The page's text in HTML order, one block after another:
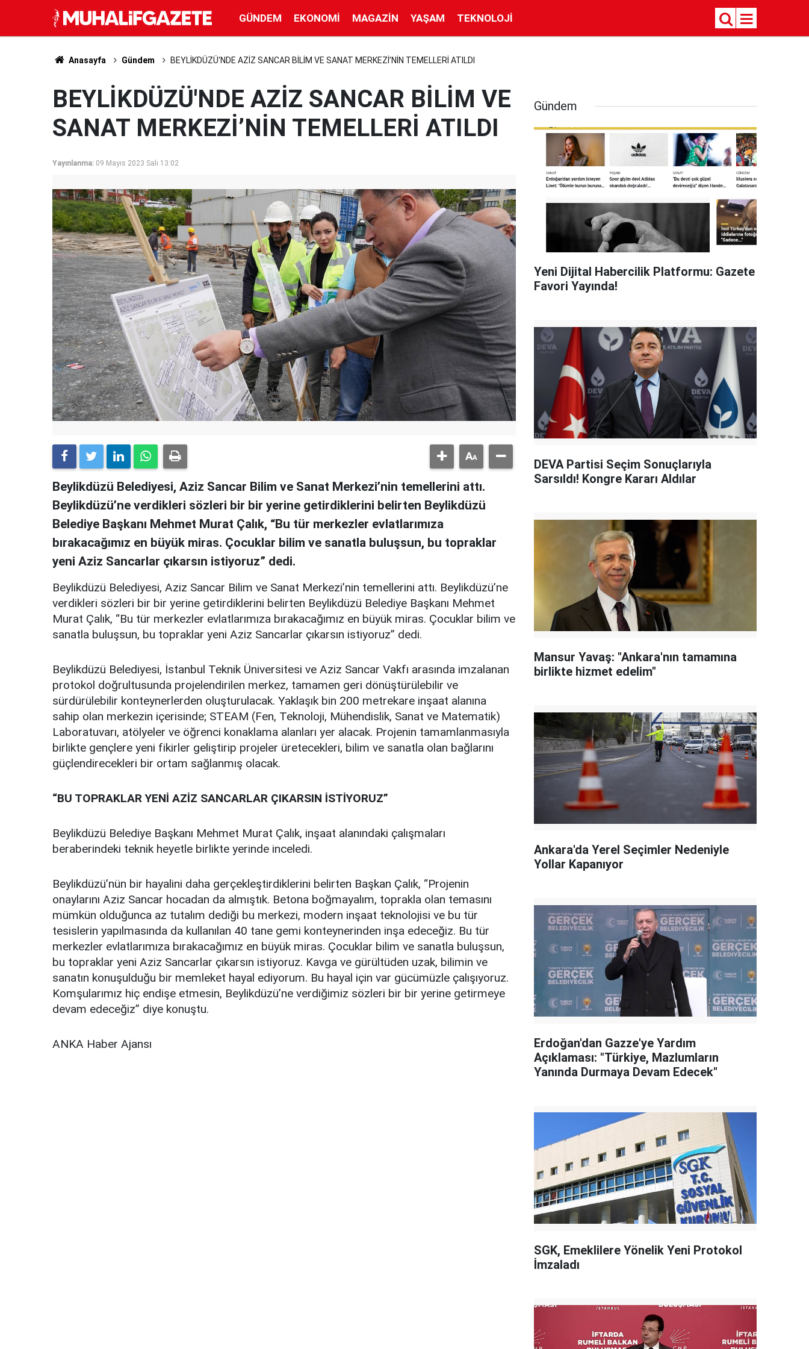
GÜNDEM EKONOMI MAGAZIN YAŞAM TEKNOLOJI
Anasayfa Gündem BEYLİKDÜZÜ'NDE AZİZ SANCAR BİLİM VE SANAT MERKEZİ’NİN TEMELLERİ ATILDI
BEYLİKDÜZÜ'NDE AZİZ SANCAR BİLİM VE
SANAT MERKEZİ’NİN TEMELLERİ ATILDI
Yayınlanma: 09 Mayıs 2023 Salı 13:02
Beylikdüzü Belediyesi, Aziz Sancar Bilim ve Sanat Merkezi’nin temellerini attı.
Beylikdüzü’ne verdikleri sözleri bir bir yerine getirdiklerini belirten Beylikdüzü
Belediye Başkanı Mehmet Murat Çalık, “Bu tür merkezler evlatlarımıza
bırakacağımız en büyük miras. Çocuklar bilim ve sanatla buluşsun, bu topraklar
yeni Aziz Sancarlar çıkarsın istiyoruz” dedi.
Beylikdüzü Belediyesi, Aziz Sancar Bilim ve Sanat Merkezi’nin temellerini attı. Beylikdüzü’ne
verdikleri sözleri bir bir yerine getirdiklerini belirten Beylikdüzü Belediye Başkanı Mehmet
Murat Çalık, “Bu tür merkezler evlatlarımıza bırakacağımız en büyük miras. Çocuklar bilim ve
sanatla buluşsun, bu topraklar yeni Aziz Sancarlar çıkarsın istiyoruz” dedi.
Beylikdüzü Belediyesi, İstanbul Teknik Üniversitesi ve Aziz Sancar Vakfı arasında imzalanan
protokol doğrultusunda projelendirilen merkez, tamamen geri dönüştürülebilir ve
sürdürülebilir konteynerlerden oluşturulacak. Yaklaşık bin 200 metrekare inşaat alanına
sahip olan merkezin içerisinde; STEAM (Fen, Teknoloji, Mühendislik, Sanat ve Matematik)
Laboratuvarı, atölyeler ve öğrenci konaklama alanları yer alacak. Projenin tamamlanmasıyla
birlikte gençlere yeni fikirler geliştirip projeler üretecekleri, bilim ve sanatla olan bağlarını
güçlendirecekleri bir ortam sağlanmış olacak.
“BU TOPRAKLAR YENİ AZİZ SANCARLAR ÇIKARSIN İSTİYORUZ”
Beylikdüzü Belediye Başkanı Mehmet Murat Çalık, inşaat alanındaki çalışmaları
beraberindeki teknik heyetle birlikte yerinde inceledi.
Beylikdüzü’nün bir hayalini daha gerçekleştirdiklerini belirten Başkan Çalık, “Projenin
onaylarını Aziz Sancar hocadan da almıştık. Betona boğmayalım, toprakla olan temasını
mümkün olduğunca az tutalım dediği bu merkezi, modern inşaat teknolojisi ve bu tür
tesislerin yapılmasında da kullanılan 40 tane gemi konteynerinden inşa edeceğiz. Bu tür
merkezler evlatlarımıza bırakacağımız en büyük miras. Çocuklar bilim ve sanatla buluşsun,
bu topraklar yeni Aziz Sancarlar çıkarsın istiyoruz. Kavga ve gürültüden uzak, bilimin ve
sanatın konuşulduğu bir memleket hayal ediyorum. Bu hayal için var gücümüzle çalışıyoruz.
Komşularımız hiç endişe etmesin, Beylikdüzü’ne verdiğimiz sözleri bir bir yerine getirmeye
devam edeceğiz” diye konuştu.
ANKA Haber Ajansı
Gündem
Yeni Dijital Habercilik Platformu: Gazete
Favori Yayında!
DEVA Partisi Seçim Sonuçlarıyla
Sarsıldı! Kongre Kararı Aldılar
Mansur Yavaş: "Ankara'nın tamamına
birlikte hizmet edelim"
Ankara'da Yerel Seçimler Nedeniyle
Yollar Kapanıyor
Erdoğan'dan Gazze'ye Yardım
Açıklaması: "Türkiye, Mazlumların
Yanında Durmaya Devam Edecek"
SGK, Emeklilere Yönelik Yeni Protokol
İmzaladı